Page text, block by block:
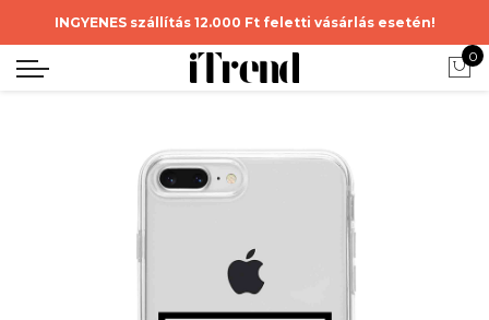
INGYENES szállítás 12.000 Ft feletti vásárlás esetén!
0